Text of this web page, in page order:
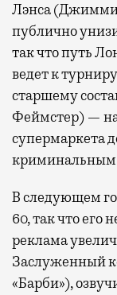
забронировать
Бизнес-зал
провести
выпить кофе,
окна за тем,
самолеты. В
в лаунжах. В
несколько — в
гаваней. На
Лаунжи
Павелецком,
и Курском
Лэнса (Джимми
публично
так что путь
ведет к
старшему
Феймстер) —
супермаркета
В следующем
60, так что
реклама
Заслуженный
«Барби»),